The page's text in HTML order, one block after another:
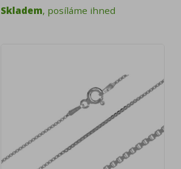
Skladem, posíláme ihned